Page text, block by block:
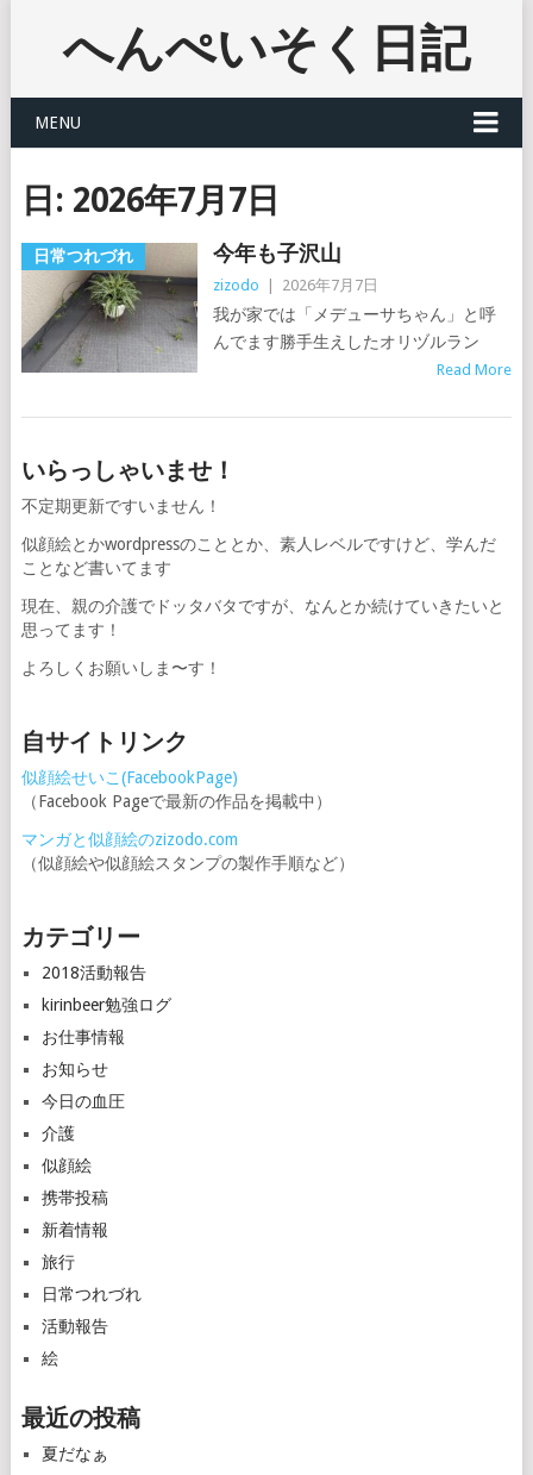
へんぺいそく日記
MENU
日: 2026年7月7日
日常つれづれ 今年も子沢山
zizodo 2026年7月7日
我が家では「メデューサちゃん」と呼
んでます勝手生えしたオリヅルラン
Read More
いらっしゃいませ！
不定期更新ですいません！
似顔絵とかwordpressのこととか、素人レベルですけど、学んだ
ことなど書いてます
現在、親の介護でドッタバタですが、なんとか続けていきたいと
思ってます！
よろしくお願いしま〜す！
自サイトリンク
似顔絵せいこ(FacebookPage)
（Facebook Pageで最新の作品を掲載中）
マンガと似顔絵のzizodo.com
（似顔絵や似顔絵スタンプの製作手順など）
カテゴリー
2018活動報告
kirinbeer勉強ログ
お仕事情報
お知らせ
今日の血圧
介護
似顔絵
携帯投稿
新着情報
旅行
日常つれづれ
活動報告
絵
最近の投稿
夏だなぁ